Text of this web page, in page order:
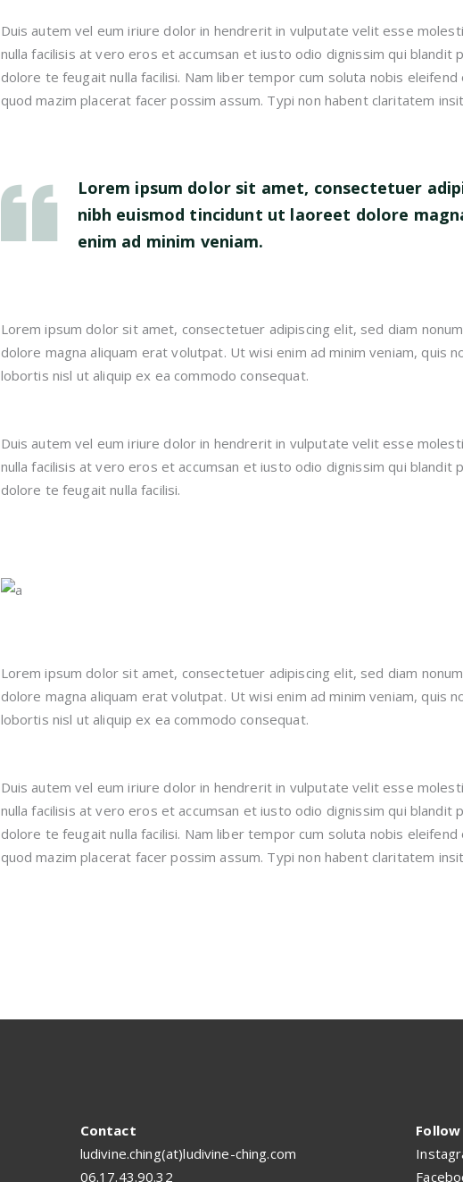
Duis autem vel eum iriure dolor in hendrerit in vulputate velit esse
nulla facilisis at vero eros et accumsan et iusto odio dignissim qui blandit
dolore te feugait nulla facilisi. Nam liber tempor cum soluta nobis
quod mazim placerat facer possim assum. Typi non habent claritatem
Lorem ipsum dolor sit amet, consectetuer
nibh euismod tincidunt ut laoreet dolore
enim ad minim veniam.
Lorem ipsum dolor sit amet, consectetuer adipiscing elit, sed diam
dolore magna aliquam erat volutpat. Ut wisi enim ad minim veniam, quis
lobortis nisl ut aliquip ex ea commodo consequat.
Duis autem vel eum iriure dolor in hendrerit in vulputate velit esse
nulla facilisis at vero eros et accumsan et iusto odio dignissim qui blandit
dolore te feugait nulla facilisi.
Lorem ipsum dolor sit amet, consectetuer adipiscing elit, sed diam
dolore magna aliquam erat volutpat. Ut wisi enim ad minim veniam, quis
lobortis nisl ut aliquip ex ea commodo consequat.
Duis autem vel eum iriure dolor in hendrerit in vulputate velit esse
nulla facilisis at vero eros et accumsan et iusto odio dignissim qui blandit
dolore te feugait nulla facilisi. Nam liber tempor cum soluta nobis
quod mazim placerat facer possim assum. Typi non habent claritatem
Contact
ludivine.ching(at)ludivine-ching.com
06.17.43.90.32
Follow